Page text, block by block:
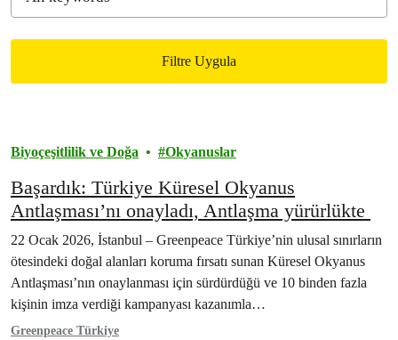
Filtre Uygula
Biyoçeşitlilik ve Doğa Okyanuslar
Başardık: Türkiye Küresel Okyanus
Antlaşması’nı onayladı, Antlaşma yürürlükte
22 Ocak 2026, İstanbul – Greenpeace Türkiye’nin ulusal sınırların
ötesindeki doğal alanları koruma fırsatı sunan Küresel Okyanus
Antlaşması’nın onaylanması için sürdürdüğü ve 10 binden fazla
kişinin imza verdiği kampanyası kazanımla…
Greenpeace Türkiye